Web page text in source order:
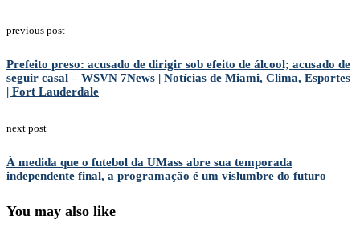
previous post
Prefeito preso: acusado de dirigir sob efeito de álcool; acusado de
seguir casal – WSVN 7News | Notícias de Miami, Clima, Esportes
| Fort Lauderdale
next post
À medida que o futebol da UMass abre sua temporada
independente final, a programação é um vislumbre do futuro
You may also like